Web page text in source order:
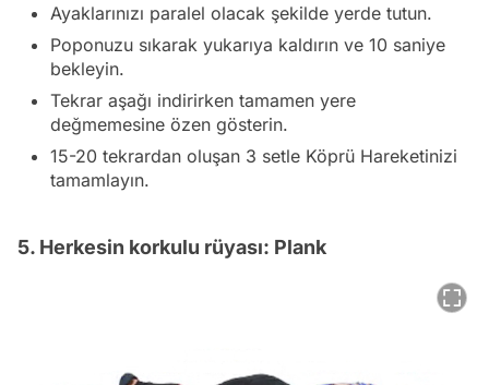
Ayaklarınızı paralel olacak şekilde yerde tutun.
Poponuzu sıkarak yukarıya kaldırın ve 10 saniye
bekleyin.
Tekrar aşağı indirirken tamamen yere
değmemesine özen gösterin.
15-20 tekrardan oluşan 3 setle Köprü Hareketinizi
tamamlayın.
5. Herkesin korkulu rüyası: Plank